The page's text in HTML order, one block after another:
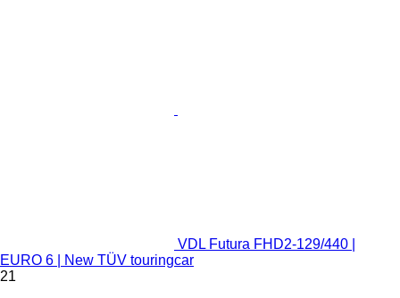
VDL Futura FHD2-129/440 |
EURO 6 | New TÜV touringcar
21